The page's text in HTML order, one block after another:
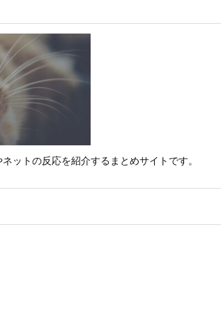
ットの反応を紹介するまとめサイトです。